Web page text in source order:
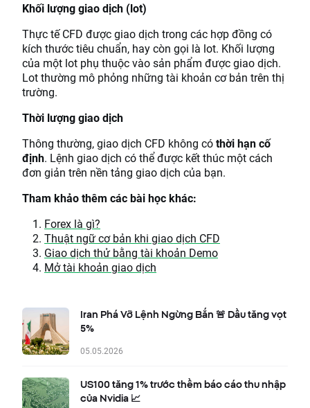
Khối lượng giao dịch (lot)
Thực tế CFD được giao dịch trong các hợp đồng có
kích thước tiêu chuẩn, hay còn gọi là lot. Khối lượng
của một lot phụ thuộc vào sản phẩm được giao dịch.
Lot thường mô phỏng những tài khoản cơ bản trên thị
trường.
Thời lượng giao dịch
Thông thường, giao dịch CFD không cóthời hạn cố
định. Lệnh giao dịch có thể được kết thúc một cách
đơn giản trên nền tảng giao dịch của bạn.
Tham khảo thêm các bài học khác:
Forex là gì?
Thuật ngữ cơ bản khi giao dịch CFD
Giao dịch thử bằng tài khoản Demo
Mở tài khoản giao dịch
Iran Phá Vỡ Lệnh Ngừng Bắn 🚨 Dầu tăng vọt
5%
05.05.2026
US100 tăng 1% trước thềm báo cáo thu nhập
của Nvidia 📈